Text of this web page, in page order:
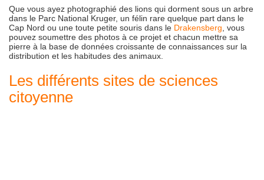
Que vous ayez photographié des lions qui dorment sous un arbre
dans le Parc National Kruger, un félin rare quelque part dans le
Cap Nord ou une toute petite souris dans le Drakensberg , vous
pouvez soumettre des photos à ce projet et chacun mettre sa
pierre à la base de données croissante de connaissances sur la
distribution et les habitudes des animaux.
Les différents sites de sciences
citoyenne